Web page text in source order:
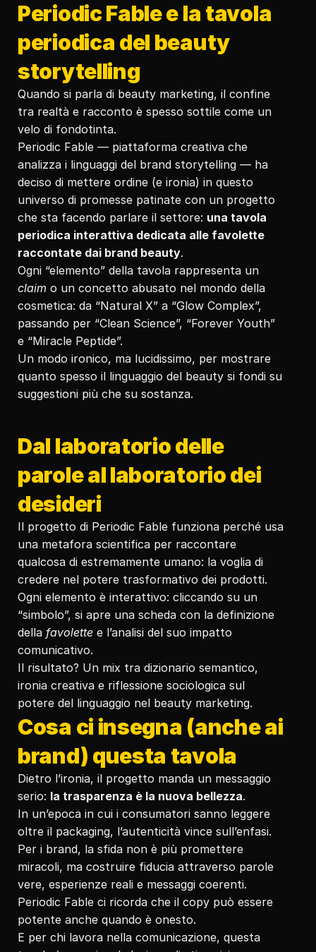
Periodic Fable e la tavola
periodica del beauty
storytelling
Quando si parla di beauty marketing, il confine
tra realtà e racconto è spesso sottile come un
velo di fondotinta.
Periodic Fable — piattaforma creativa che
analizza i linguaggi del brand storytelling — ha
deciso di mettere ordine (e ironia) in questo
universo di promesse patinate con un progetto
che sta facendo parlare il settore: una tavola
periodica interattiva dedicata alle favolette
raccontate dai brand beauty.
claim o un concetto abusato nel mondo della
cosmetica: da “Natural X” a “Glow Complex”,
passando per “Clean Science”, “Forever Youth”
e “Miracle Peptide”.
Un modo ironico, ma lucidissimo, per mostrare
quanto spesso il linguaggio del beauty si fondi su
suggestioni più che su sostanza.
Dal laboratorio delle
parole al laboratorio dei
desideri
Il progetto di Periodic Fable funziona perché usa
una metafora scientifica per raccontare
qualcosa di estremamente umano: la voglia di
credere nel potere trasformativo dei prodotti.
Ogni elemento è interattivo: cliccando su un
“simbolo”, si apre una scheda con la definizione
della favolette e l’analisi del suo impatto
comunicativo.
Il risultato? Un mix tra dizionario semantico,
ironia creativa e riflessione sociologica sul
potere del linguaggio nel beauty marketing.
Cosa ci insegna (anche ai
brand) questa tavola
Dietro l’ironia, il progetto manda un messaggio
serio: la trasparenza è la nuova bellezza.
In un’epoca in cui i consumatori sanno leggere
oltre il packaging, l’autenticità vince sull’enfasi.
Per i brand, la sfida non è più promettere
miracoli, ma costruire fiducia attraverso parole
vere, esperienze reali e messaggi coerenti.
Periodic Fable ci ricorda che il copy può essere
potente anche quando è onesto.
E per chi lavora nella comunicazione, questa